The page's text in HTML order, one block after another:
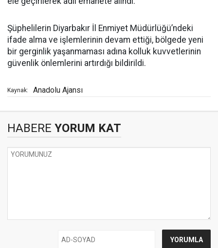
Şüphelilerin Diyarbakır İl Enmiyet Müdürlüğü’ndeki
ifade alma ve işlemlerinin devam ettiği, bölgede yeni
bir gerginlik yaşanmaması adına kolluk kuvvetlerinin
güvenlik önlemlerini artırdığı bildirildi.
Kaynak: Anadolu Ajansı
HABERE YORUM KAT